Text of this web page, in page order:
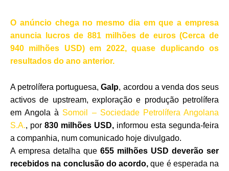
O anúncio chega no mesmo dia em que a empresa
anuncia lucros de 881 milhões de euros (Cerca de
940 milhões USD) em 2022, quase duplicando os
resultados do ano anterior.
A petrolífera portuguesa,Galp, acordou a venda dos seus
activos de upstream, exploração e produção petrolífera
em Angola à Somoil – Sociedade Petrolífera Angolana
S.A., por 830 milhões USD, informou esta segunda-feira
a companhia, num comunicado hoje divulgado.
A empresa detalha que 655 milhões USD deverão ser
recebidos na conclusão do acordo, que é esperada na